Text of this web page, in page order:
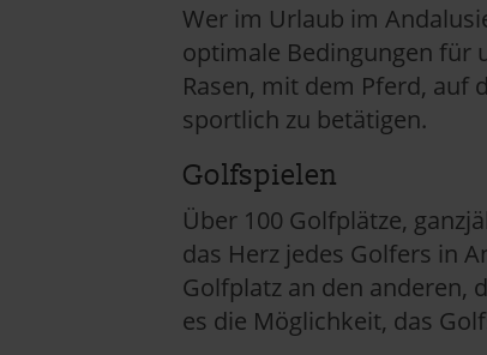
Wer im Urlaub im
optimale Bedingungen für
Rasen, mit dem Pferd, auf
sportlich zu betätigen.
Golfspielen
Über 100 Golfplätze,
das Herz jedes Golfers in
Golfplatz an den anderen,
es die Möglichkeit, das